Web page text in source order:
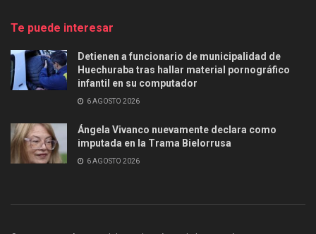
Te puede interesar
Detienen a funcionario de municipalidad de
Huechuraba tras hallar material pornográfico
infantil en su computador
6 AGOSTO 2026
Ángela Vivanco nuevamente declara como
imputada en la Trama Bielorrusa
6 AGOSTO 2026